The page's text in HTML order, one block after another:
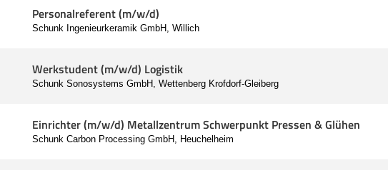
Personalreferent (m/w/d)
Schunk Ingenieurkeramik GmbH, Willich
Werkstudent (m/w/d) Logistik
Schunk Sonosystems GmbH, Wettenberg Krofdorf-Gleiberg
Einrichter (m/w/d) Metallzentrum Schwerpunkt Pressen & Glühen
Schunk Carbon Processing GmbH, Heuchelheim